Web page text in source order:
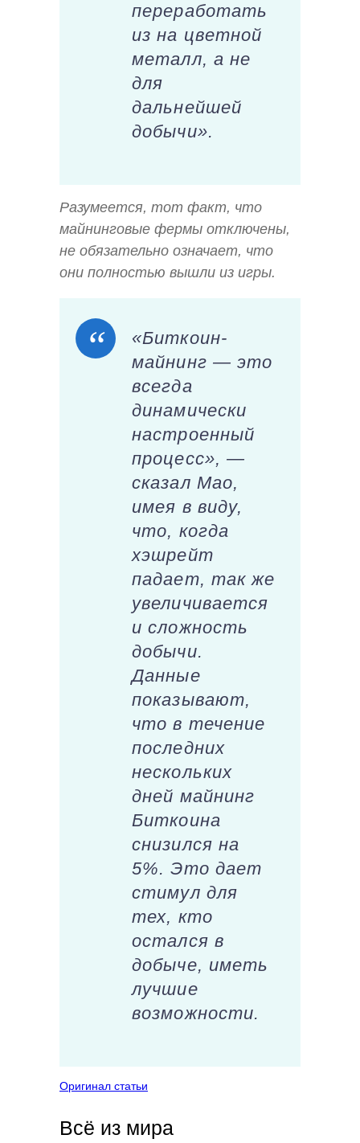
переработать
из на цветной
металл, а не
для
дальнейшей
добычи».
Разумеется, тот факт, что
майнинговые фермы отключены,
не обязательно означает, что
они полностью вышли из игры.
«Биткоин-
майнинг — это
всегда
динамически
настроенный
процесс», —
сказал Мао,
имея в виду,
что, когда
хэшрейт
падает, так же
увеличивается
и сложность
добычи.
Данные
показывают,
что в течение
последних
нескольких
дней майнинг
Биткоина
снизился на
5%. Это дает
стимул для
тех, кто
остался в
добыче, иметь
лучшие
возможности.
Оригинал статьи
Всё из мира